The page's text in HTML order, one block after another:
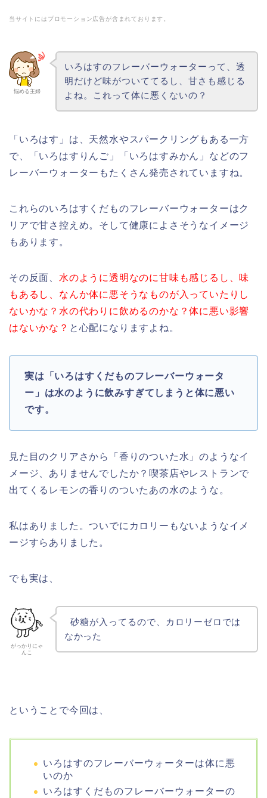
当サイトにはプロモーション広告が含まれております。
悩める主婦
いろはすのフレーバーウォーターって、透
明だけど味がついててるし、甘さも感じる
よね。これって体に悪くないの？
「いろはす」は、天然水やスパークリングもある一方
で、「いろはすりんご」「いろはすみかん」などのフ
レーバーウォーターもたくさん発売されていますね。
これらのいろはすくだものフレーバーウォーターはク
リアで甘さ控えめ。そして健康によさそうなイメージ
もあります。
その反面、 水のように透明なのに甘味も感じるし、味
もあるし、なんか体に悪そうなものが入っていたりし
ないかな？水の代わりに飲めるのかな？体に悪い影響
はないかな？ と心配になりますよね。
実は「いろはすくだものフレーバーウォータ
ー」は水のように飲みすぎてしまうと体に悪い
です。
見た目のクリアさから「香りのついた水」のようなイ
メージ、ありませんでしたか？ 喫茶店やレストランで
出てくるレモンの香りのついたあの水のような。
私はありました。ついでにカロリーもないようなイメ
ージすらありました。
でも実は、
がっかりにゃ
んこ
砂糖が入ってるので、
カロリーゼロでは
なかった
ということで今回は、
いろはすのフレーバーウォーターは体に悪
いのか
いろはすくだものフレーバーウォーターの